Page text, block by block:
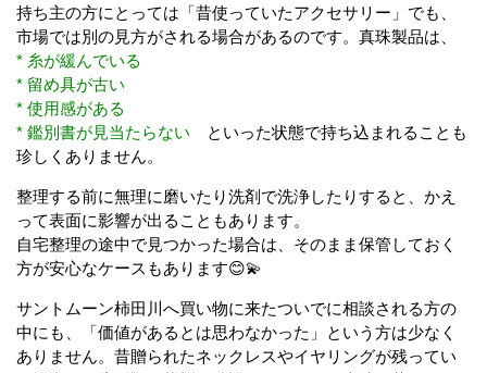
持ち主の方にとっては「昔使っていたアクセサリー」でも、
市場では別の見方がされる場合があるのです。真珠製品は、
* 糸が緩んでいる
* 留め具が古い
* 使用感がある
* 鑑別書が見当たらない
といった状態で持ち込まれることも
珍しくありません。
整理する前に無理に磨いたり洗剤で洗浄したりすると、かえ
って表面に影響が出ることもあります。
自宅整理の途中で見つかった場合は、そのまま保管しておく
方が安心なケースもあります😊💫
サントムーン柿田川へ買い物に来たついでに相談される方の
中にも、「価値があるとは思わなかった」という方は少なく
ありません。昔贈られたネックレスやイヤリングが残ってい